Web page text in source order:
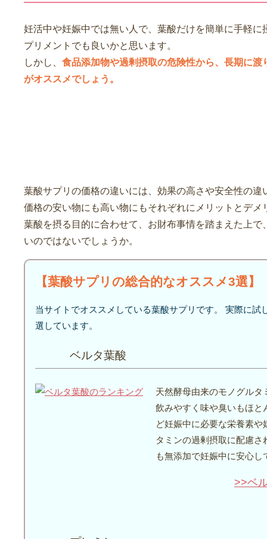
妊活中や妊娠中では無い人で、葉酸だけを簡単に手軽
プリメントでも良いかと思います。
しかし、 食品添加物や過剰摂取の危険性から、長期に
がオススメでしょう。
葉酸サプリの価格の違いには、効果の高さや安全性の違
価格の安い物にも高い物にもそれぞれにメリットとデメ
葉酸を摂る目的に合わせて、お財布事情を踏まえた上
いのではないでしょうか。
【葉酸サプリの総合的なオススメ3選】
当サイトでオススメしている葉酸サプリです。 実際に試
選しています。
ベルタ葉酸
天然酵母由来のモノグル
飲みやすく味や臭いもほと
ど妊娠中に必要な栄養素
タミンの過剰摂取に配慮
も無添加で妊娠中に安心
>>ベ